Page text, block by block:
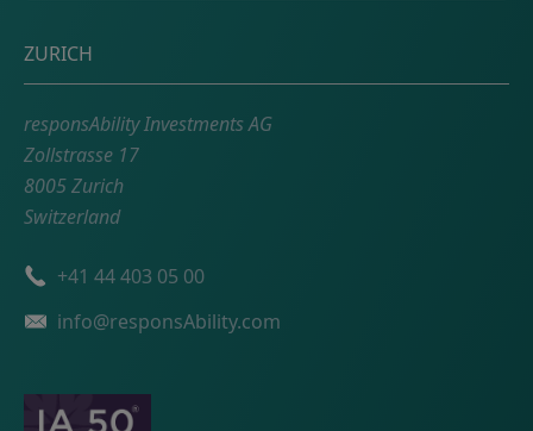
Adresse
ZURICH
responsAbility Investments AG
Zollstrasse 17
8005 Zurich
Switzerland
Telefonnummer
+41 44 403 05 00
Emailinfo@responsAbility.com